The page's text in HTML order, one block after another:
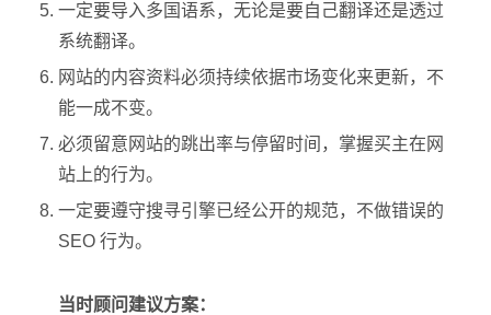
一定要导入多国语系，无论是要自己翻译还是透过
系统翻译。
网站的内容资料必须持续依据市场变化来更新，不
能一成不变。
必须留意网站的跳出率与停留时间，掌握买主在网
站上的行为。
一定要遵守搜寻引擎已经公开的规范，不做错误的
SEO 行为。
当时顾问建议方案：